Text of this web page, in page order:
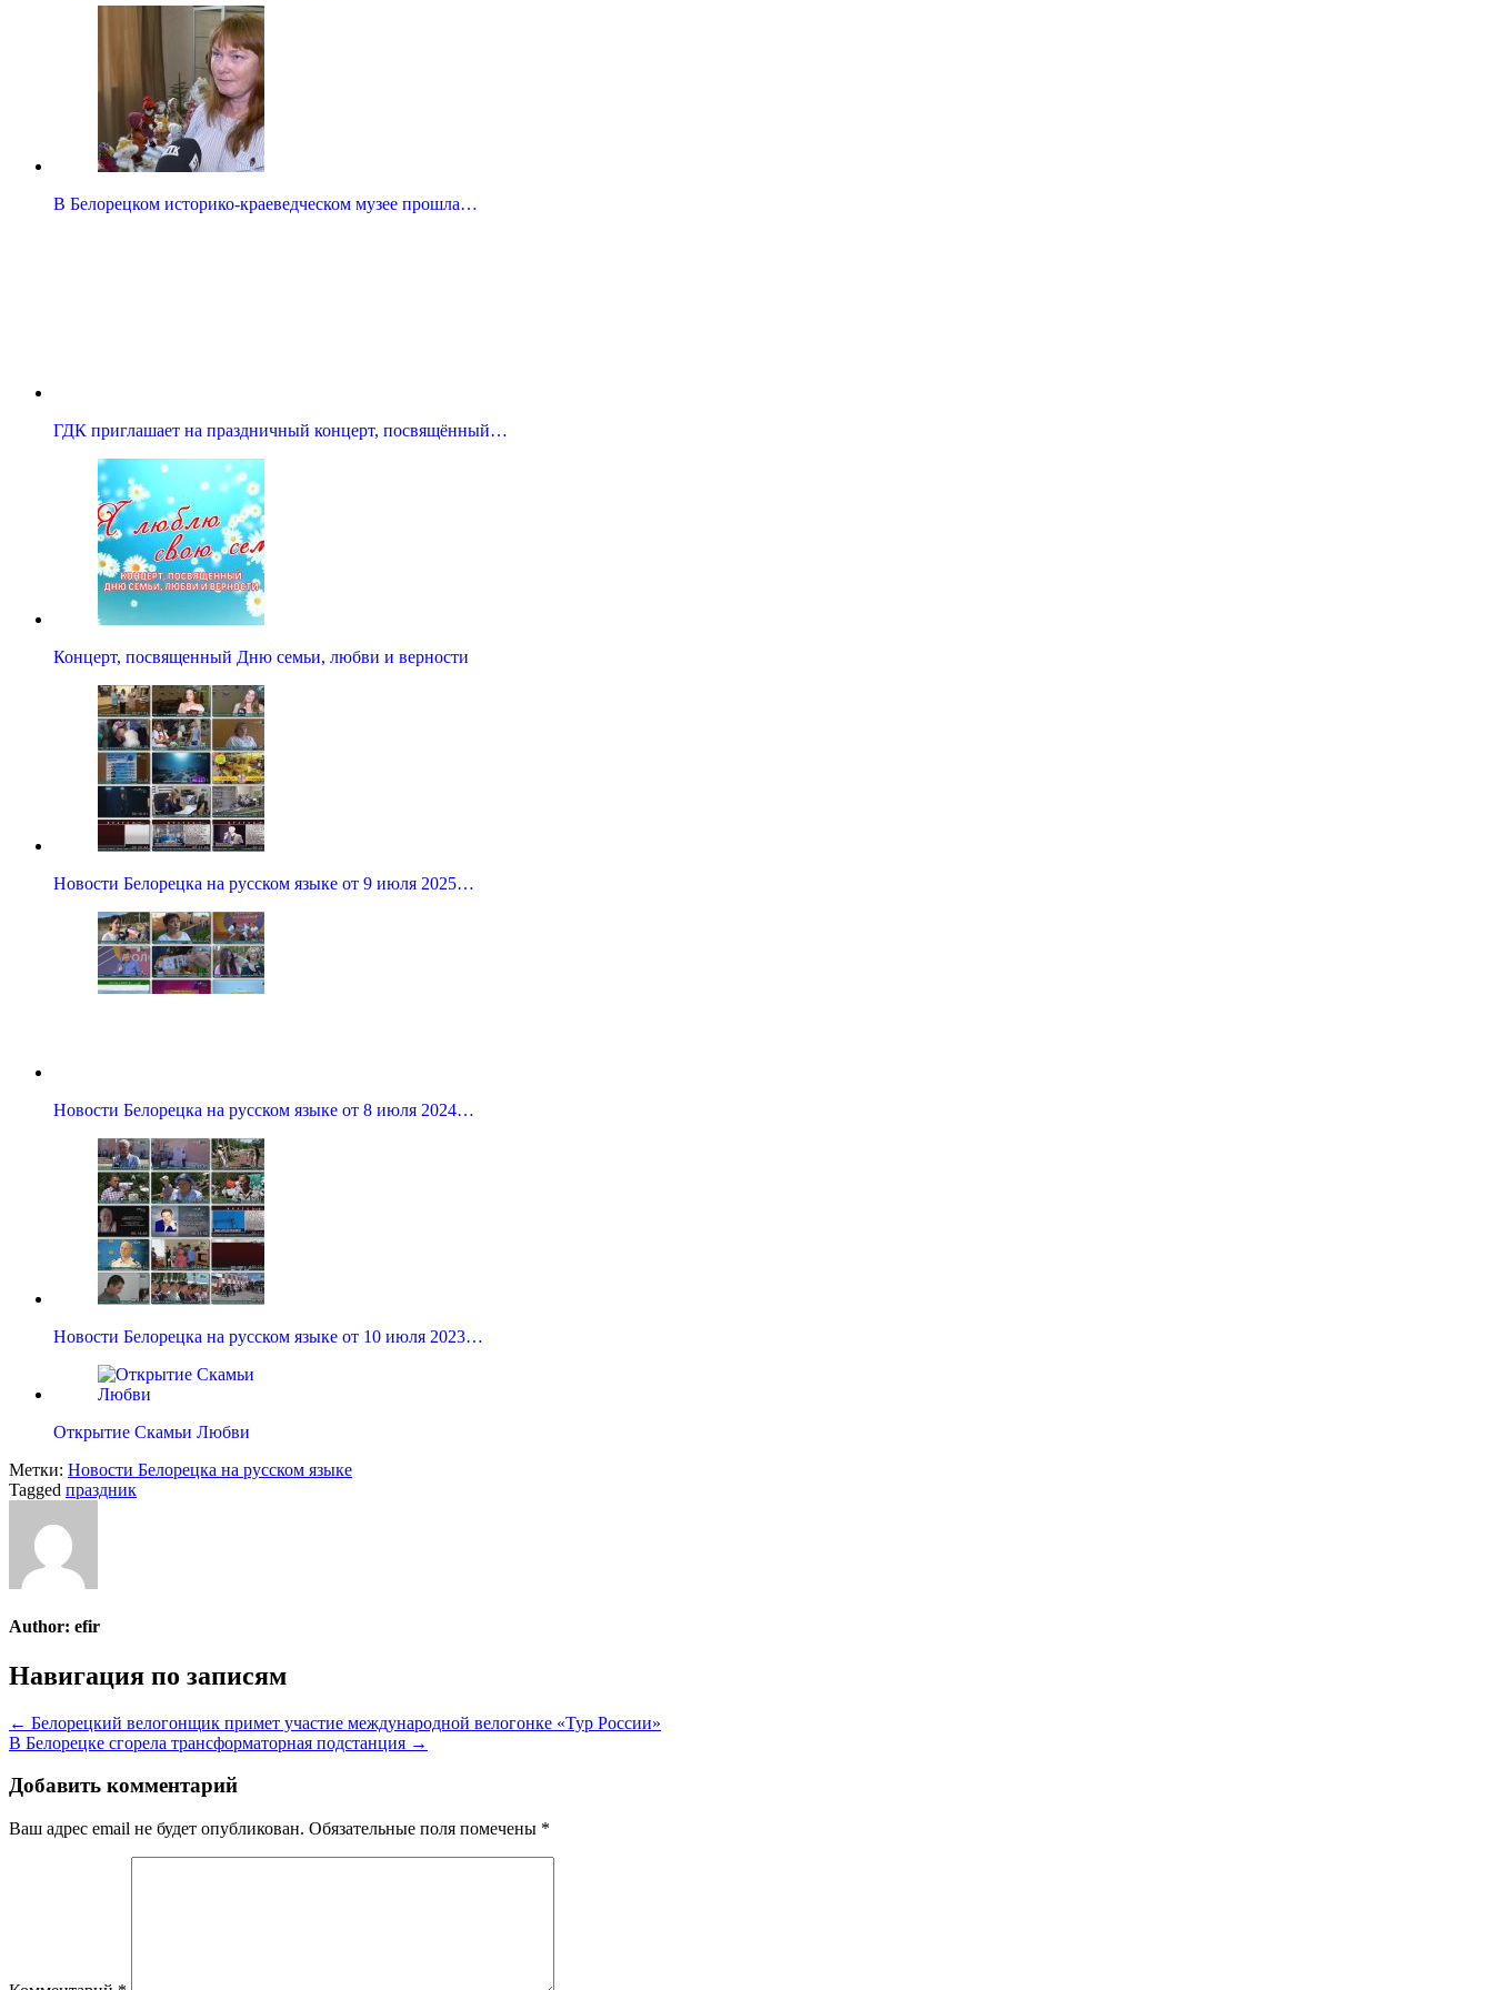
В Белорецком историко-краеведческом музее прошла…
ГДК приглашает на праздничный концерт, посвящённый…
Концерт, посвященный Дню семьи, любви и верности
Новости Белорецка на русском языке от 9 июля 2025…
Новости Белорецка на русском языке от 8 июля 2024…
Новости Белорецка на русском языке от 10 июля 2023…
Открытие Скамьи Любви
Метки: Новости Белорецка на русском языке
Tagged праздник
Author: efir
Навигация по записям
← Белорецкий велогонщик примет участие международной велогонке «Тур России»
В Белорецке сгорела трансформаторная подстанция →
Добавить комментарий
Ваш адрес email не будет опубликован. Обязательные поля помечены *